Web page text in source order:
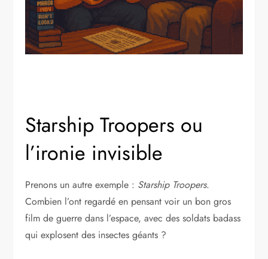
Starship Troopers ou
l’ironie invisible
Prenons un autre exemple : Starship Troopers.
Combien l’ont regardé en pensant voir un bon gros
film de guerre dans l’espace, avec des soldats badass
qui explosent des insectes géants ?